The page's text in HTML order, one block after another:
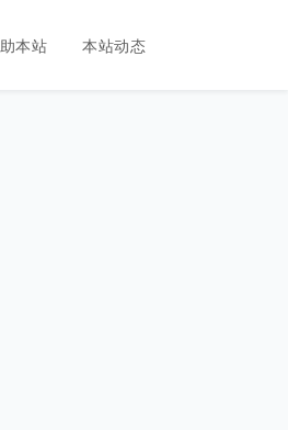
本站 本站动态